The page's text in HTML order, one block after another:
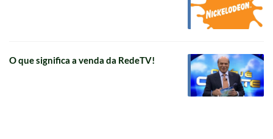
O que significa a venda da RedeTV!